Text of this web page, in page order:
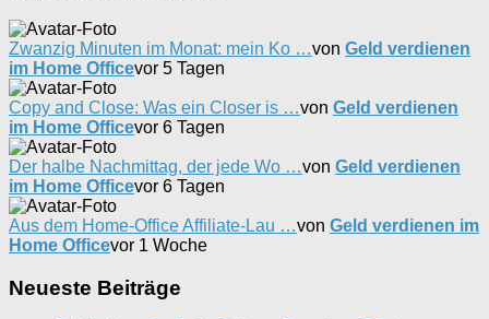
Zwanzig Minuten im Monat: mein Ko …von Geld verdienen
im Home Officevor 5 Tagen
Copy and Close: Was ein Closer is …von Geld verdienen
im Home Officevor 6 Tagen
Der halbe Nachmittag, der jede Wo …von Geld verdienen
im Home Officevor 6 Tagen
Aus dem Home-Office Affiliate-Lau …von Geld verdienen im
Home Officevor 1 Woche
Neueste Beiträge